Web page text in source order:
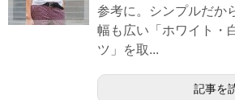
参考に。シンプルだか
幅も広い「ホワイト・
ツ」を取...
記事を